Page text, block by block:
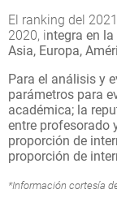
El ranking del
2020, integra en
Asia, Europa,
Para el análisis y
parámetros para
académica; la
entre profesorado
proporción de
proporción de
*Información cortesía